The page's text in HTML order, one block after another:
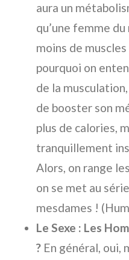
aura un
qu’une femme
moins de
pourquoi on
de la
de booster son
plus de calories,
tranquillement
Alors, on range
on se met au
mesdames !
Le Sexe : Les
? En général, oui,